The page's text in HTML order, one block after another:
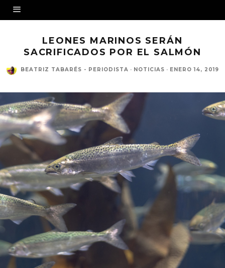
LEONES MARINOS SERÁN
SACRIFICADOS POR EL SALMÓN
BEATRIZ TABARÉS - PERIODISTA · NOTICIAS · ENERO 14, 2019